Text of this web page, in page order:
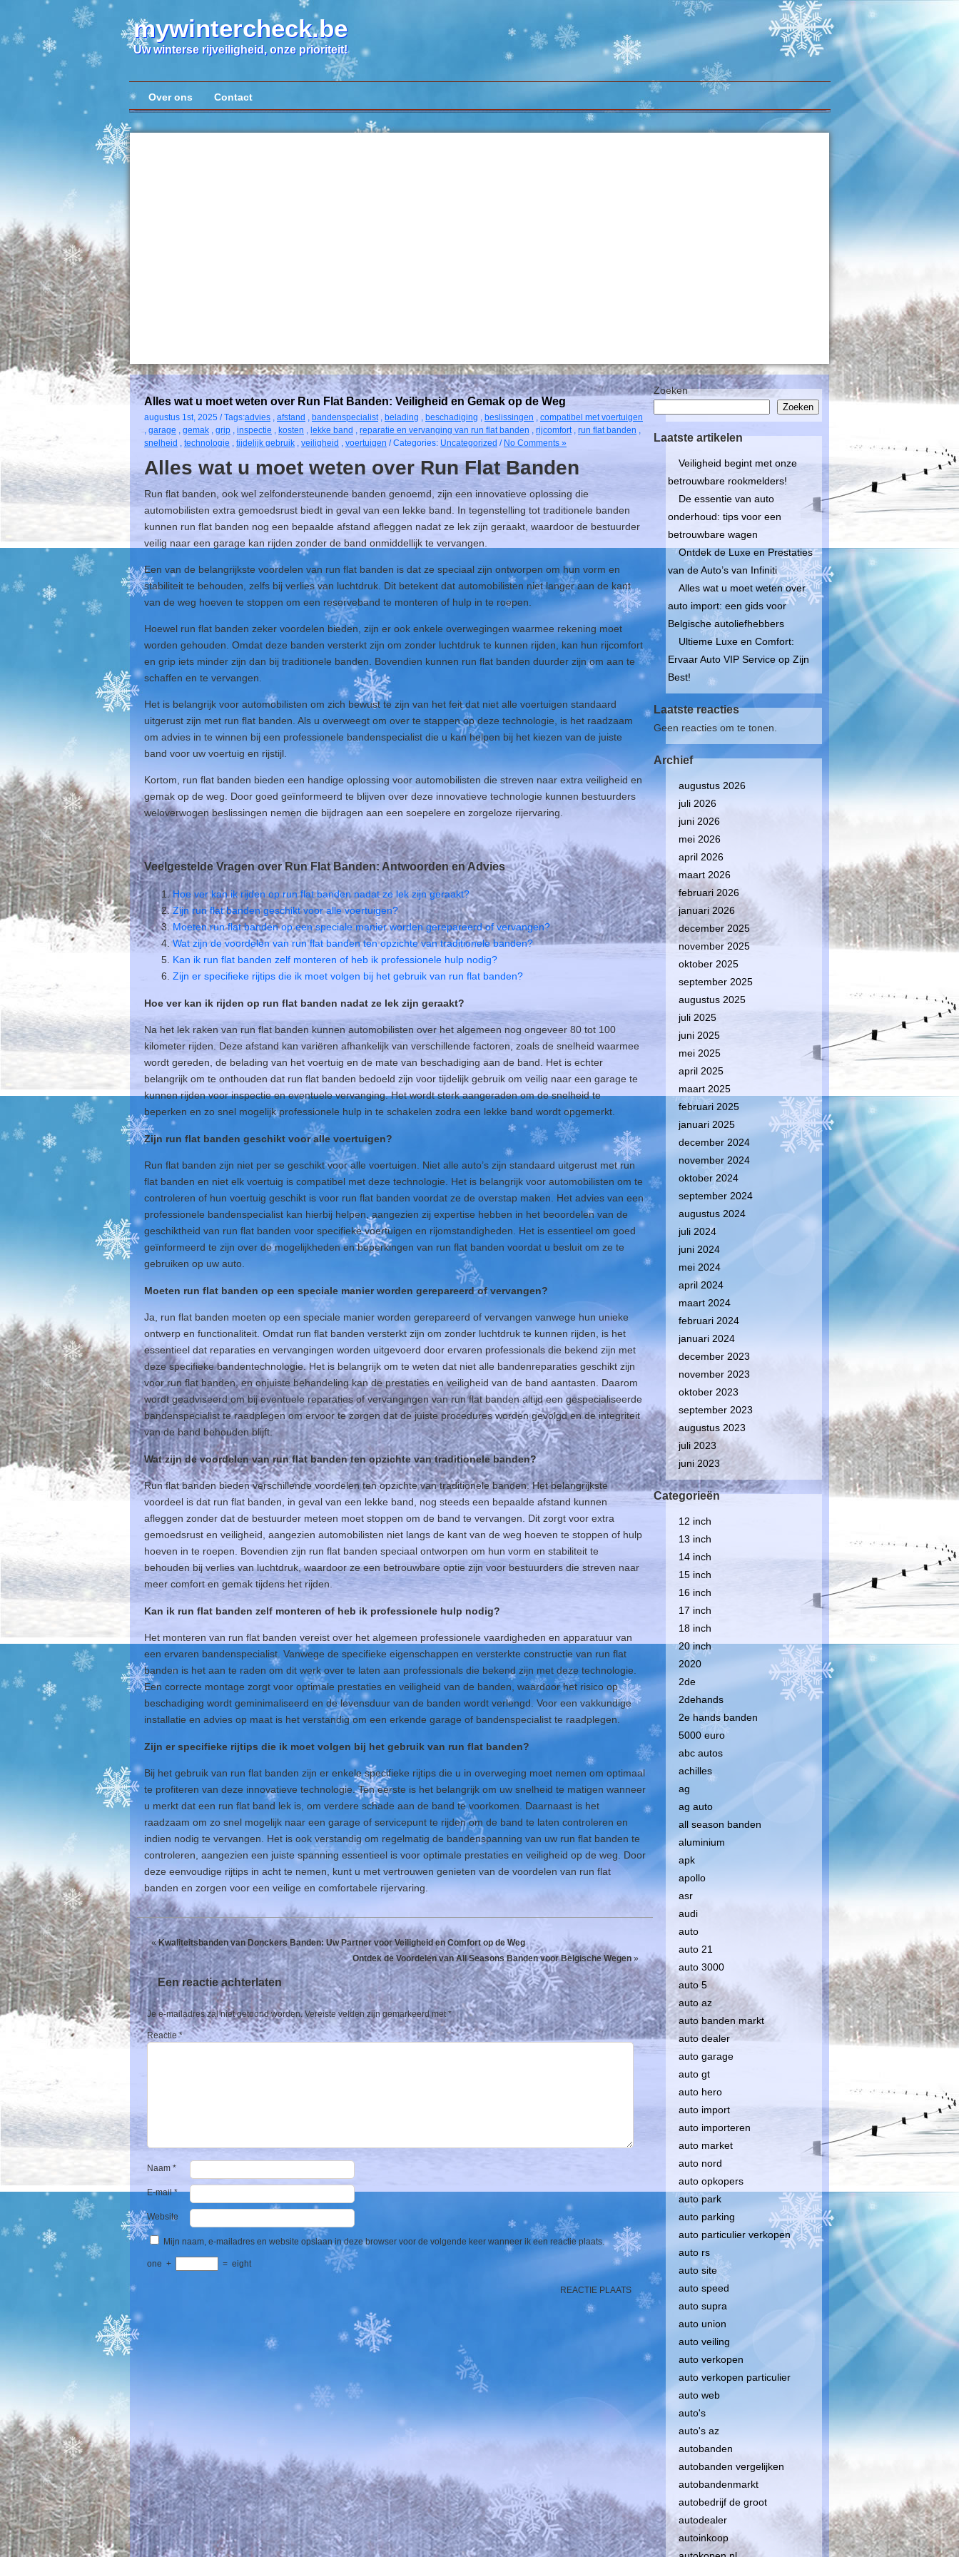
mywintercheck.be
Uw winterse rijveiligheid, onze prioriteit!
Over ons Contact
Alles wat u moet weten over Run Flat Banden: Veiligheid en Gemak op de Weg
augustus 1st, 2025 / Tags:advies , afstand , bandenspecialist, belading , beschadiging , beslissingen , compatibel met voertuigen
, garage , gemak , grip , inspectie , kosten , lekke band , reparatie en vervanging van run flat banden , rijcomfort, run flat banden ,
snelheid , technologie , tijdelijk gebruik , veiligheid , voertuigen / Categories: Uncategorized / No Comments »
Alles wat u moet weten over Run Flat Banden
Run flat banden, ook wel zelfondersteunende banden genoemd, zijn een innovatieve oplossing die
automobilisten extra gemoedsrust biedt in geval van een lekke band. In tegenstelling tot traditionele banden
kunnen run flat banden nog een bepaalde afstand afleggen nadat ze lek zijn geraakt, waardoor de bestuurder
veilig naar een garage kan rijden zonder de band onmiddellijk te vervangen.
Een van de belangrijkste voordelen van run flat banden is dat ze speciaal zijn ontworpen om hun vorm en
stabiliteit te behouden, zelfs bij verlies van luchtdruk. Dit betekent dat automobilisten niet langer aan de kant
van de weg hoeven te stoppen om een reserveband te monteren of hulp in te roepen.
Hoewel run flat banden zeker voordelen bieden, zijn er ook enkele overwegingen waarmee rekening moet
worden gehouden. Omdat deze banden versterkt zijn om zonder luchtdruk te kunnen rijden, kan hun rijcomfort
en grip iets minder zijn dan bij traditionele banden. Bovendien kunnen run flat banden duurder zijn om aan te
schaffen en te vervangen.
Het is belangrijk voor automobilisten om zich bewust te zijn van het feit dat niet alle voertuigen standaard
uitgerust zijn met run flat banden. Als u overweegt om over te stappen op deze technologie, is het raadzaam
om advies in te winnen bij een professionele bandenspecialist die u kan helpen bij het kiezen van de juiste
band voor uw voertuig en rijstijl.
Kortom, run flat banden bieden een handige oplossing voor automobilisten die streven naar extra veiligheid en
gemak op de weg. Door goed geïnformeerd te blijven over deze innovatieve technologie kunnen bestuurders
weloverwogen beslissingen nemen die bijdragen aan een soepelere en zorgeloze rijervaring.
Veelgestelde Vragen over Run Flat Banden: Antwoorden en Advies
Hoe ver kan ik rijden op run flat banden nadat ze lek zijn geraakt?
Zijn run flat banden geschikt voor alle voertuigen?
Moeten run flat banden op een speciale manier worden gerepareerd of vervangen?
Wat zijn de voordelen van run flat banden ten opzichte van traditionele banden?
Kan ik run flat banden zelf monteren of heb ik professionele hulp nodig?
Zijn er specifieke rijtips die ik moet volgen bij het gebruik van run flat banden?
Hoe ver kan ik rijden op run flat banden nadat ze lek zijn geraakt?
Na het lek raken van run flat banden kunnen automobilisten over het algemeen nog ongeveer 80 tot 100
kilometer rijden. Deze afstand kan variëren afhankelijk van verschillende factoren, zoals de snelheid waarmee
wordt gereden, de belading van het voertuig en de mate van beschadiging aan de band. Het is echter
belangrijk om te onthouden dat run flat banden bedoeld zijn voor tijdelijk gebruik om veilig naar een garage te
kunnen rijden voor inspectie en eventuele vervanging. Het wordt sterk aangeraden om de snelheid te
beperken en zo snel mogelijk professionele hulp in te schakelen zodra een lekke band wordt opgemerkt.
Zijn run flat banden geschikt voor alle voertuigen?
Run flat banden zijn niet per se geschikt voor alle voertuigen. Niet alle auto’s zijn standaard uitgerust met run
flat banden en niet elk voertuig is compatibel met deze technologie. Het is belangrijk voor automobilisten om te
controleren of hun voertuig geschikt is voor run flat banden voordat ze de overstap maken. Het advies van een
professionele bandenspecialist kan hierbij helpen, aangezien zij expertise hebben in het beoordelen van de
geschiktheid van run flat banden voor specifieke voertuigen en rijomstandigheden. Het is essentieel om goed
geïnformeerd te zijn over de mogelijkheden en beperkingen van run flat banden voordat u besluit om ze te
gebruiken op uw auto.
Moeten run flat banden op een speciale manier worden gerepareerd of vervangen?
Ja, run flat banden moeten op een speciale manier worden gerepareerd of vervangen vanwege hun unieke
ontwerp en functionaliteit. Omdat run flat banden versterkt zijn om zonder luchtdruk te kunnen rijden, is het
essentieel dat reparaties en vervangingen worden uitgevoerd door ervaren professionals die bekend zijn met
deze specifieke bandentechnologie. Het is belangrijk om te weten dat niet alle bandenreparaties geschikt zijn
voor run flat banden, en onjuiste behandeling kan de prestaties en veiligheid van de band aantasten. Daarom
wordt geadviseerd om bij eventuele reparaties of vervangingen van run flat banden altijd een gespecialiseerde
bandenspecialist te raadplegen om ervoor te zorgen dat de juiste procedures worden gevolgd en de integriteit
van de band behouden blijft.
Wat zijn de voordelen van run flat banden ten opzichte van traditionele banden?
Run flat banden bieden verschillende voordelen ten opzichte van traditionele banden. Het belangrijkste
voordeel is dat run flat banden, in geval van een lekke band, nog steeds een bepaalde afstand kunnen
afleggen zonder dat de bestuurder meteen moet stoppen om de band te vervangen. Dit zorgt voor extra
gemoedsrust en veiligheid, aangezien automobilisten niet langs de kant van de weg hoeven te stoppen of hulp
hoeven in te roepen. Bovendien zijn run flat banden speciaal ontworpen om hun vorm en stabiliteit te
behouden bij verlies van luchtdruk, waardoor ze een betrouwbare optie zijn voor bestuurders die streven naar
meer comfort en gemak tijdens het rijden.
Kan ik run flat banden zelf monteren of heb ik professionele hulp nodig?
Het monteren van run flat banden vereist over het algemeen professionele vaardigheden en apparatuur van
een ervaren bandenspecialist. Vanwege de specifieke eigenschappen en versterkte constructie van run flat
banden is het aan te raden om dit werk over te laten aan professionals die bekend zijn met deze technologie.
Een correcte montage zorgt voor optimale prestaties en veiligheid van de banden, waardoor het risico op
beschadiging wordt geminimaliseerd en de levensduur van de banden wordt verlengd. Voor een vakkundige
installatie en advies op maat is het verstandig om een erkende garage of bandenspecialist te raadplegen.
Zijn er specifieke rijtips die ik moet volgen bij het gebruik van run flat banden?
Bij het gebruik van run flat banden zijn er enkele specifieke rijtips die u in overweging moet nemen om optimaal
te profiteren van deze innovatieve technologie. Ten eerste is het belangrijk om uw snelheid te matigen wanneer
u merkt dat een run flat band lek is, om verdere schade aan de band te voorkomen. Daarnaast is het
raadzaam om zo snel mogelijk naar een garage of servicepunt te rijden om de band te laten controleren en
indien nodig te vervangen. Het is ook verstandig om regelmatig de bandenspanning van uw run flat banden te
controleren, aangezien een juiste spanning essentieel is voor optimale prestaties en veiligheid op de weg. Door
deze eenvoudige rijtips in acht te nemen, kunt u met vertrouwen genieten van de voordelen van run flat
banden en zorgen voor een veilige en comfortabele rijervaring.
«Kwaliteitsbanden van Donckers Banden: Uw Partner voor Veiligheid en Comfort op de Weg
Ontdek de Voordelen van All Seasons Banden voor Belgische Wegen »
Een reactie achterlaten
Je e-mailadres zal niet getoond worden. Vereiste velden zijn gemarkeerd met*
Reactie*
Naam*
E-mail*
Website
Mijn naam, e-mailadres en website opslaan in deze browser voor de volgende keer wanneer ik een reactie plaats.
one + = eight
Zoeken
Zoeken
Laatste artikelen
Veiligheid begint met onze
betrouwbare rookmelders!
De essentie van auto
onderhoud: tips voor een
betrouwbare wagen
Ontdek de Luxe en Prestaties
van de Auto’s van Infiniti
Alles wat u moet weten over
auto import: een gids voor
Belgische autoliefhebbers
Ultieme Luxe en Comfort:
Ervaar Auto VIP Service op Zijn
Best!
Laatste reacties
Geen reacties om te tonen.
Archief
augustus 2026
juli 2026
juni 2026
mei 2026
april 2026
maart 2026
februari 2026
januari 2026
december 2025
november 2025
oktober 2025
september 2025
augustus 2025
juli 2025
juni 2025
mei 2025
april 2025
maart 2025
februari 2025
januari 2025
december 2024
november 2024
oktober 2024
september 2024
augustus 2024
juli 2024
juni 2024
mei 2024
april 2024
maart 2024
februari 2024
januari 2024
december 2023
november 2023
oktober 2023
september 2023
augustus 2023
juli 2023
juni 2023
Categorieën
12 inch
13 inch
14 inch
15 inch
16 inch
17 inch
18 inch
20 inch
2020
2de
2dehands
2e hands banden
5000 euro
abc autos
achilles
ag
ag auto
all season banden
aluminium
apk
apollo
asr
audi
auto
auto 21
auto 3000
auto 5
auto az
auto banden markt
auto dealer
auto garage
auto gt
auto hero
auto import
auto importeren
auto market
auto nord
auto opkopers
auto park
auto parking
auto particulier verkopen
auto rs
auto site
auto speed
auto supra
auto union
auto veiling
auto verkopen
auto verkopen particulier
auto web
auto's
auto's az
autobanden
autobanden vergelijken
autobandenmarkt
autobedrijf de groot
autodealer
autoinkoop